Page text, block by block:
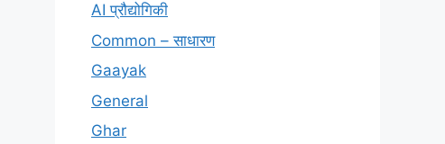
AI प्रौद्योगिकी
Common – साधारण
Gaayak
General
Ghar